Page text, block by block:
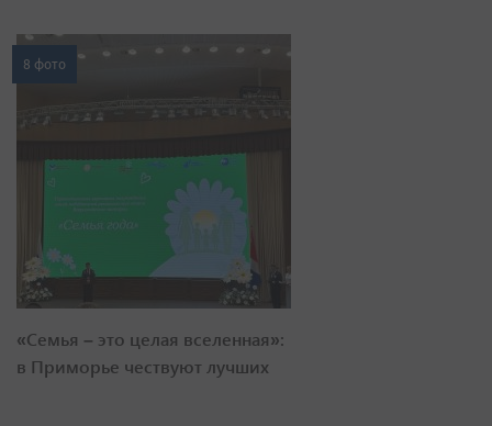
8 фото
«Семья – это целая вселенная»:
в Приморье чествуют лучших